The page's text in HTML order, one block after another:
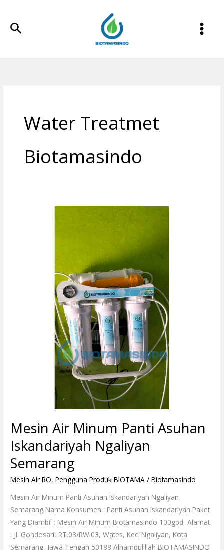
konten
Cari
Water Treatmet
Biotamasindo
Mesin Air Minum Panti Asuhan
Iskandariyah Ngaliyan
Semarang
Mesin Air RO,Pengguna Produk BIOTAMA /Biotamasindo
Mesin Air Minum Panti Asuhan Iskandariyah Ngaliyan
Semarang Nama Konsumen : Panti Asuhan Iskandariyah Paket
Yang Diambil : Mesin Air Minum Biotamasindo 100gpd Alamat
: Jl. Gondosari, RT.03/RW.03, Wates, Kec. Ngaliyan, Kota
Semarang, Jawa Tengah 50188 Alhamdulillah BIOTAMASINDO